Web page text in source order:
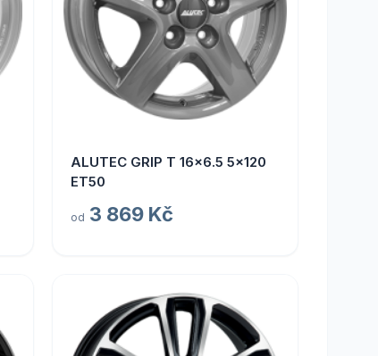
ALUTEC GRIP T 16x6.5 5x120
ET50
od 3 869 Kč